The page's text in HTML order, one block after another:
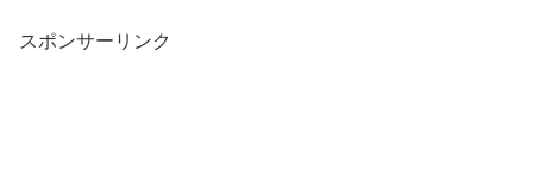
スポンサーリンク